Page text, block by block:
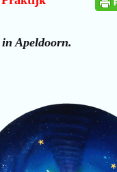
Apeldoorn.